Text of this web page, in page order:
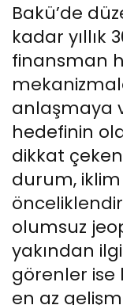
Bakü’de
kadar yıllık
finansman
anlaşmaya
hedefinin
dikkat
durum,
olumsuz
yakından
görenler ise
en az